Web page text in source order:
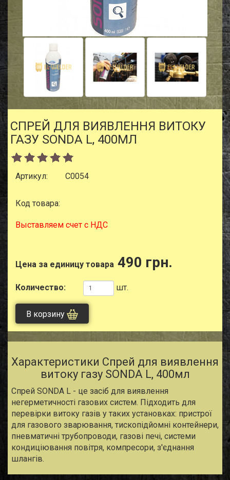
СПРЕЙ ДЛЯ ВИЯВЛЕННЯ ВИТОКУ
ГАЗУ SONDA L, 400МЛ
Артикул: C0054
Код товара:
Выставляем счет с НДС
Цена за единицу товара 490 грн.
Количество: шт.
В корзину
Характеристики Спрей для виявлення
витоку газу SONDA L, 400мл
Спрей SONDA L - це засіб для виявлення
негерметичності газових систем. Підходить для
перевірки витоку газів у таких установках: пристрої
для газового зварювання, тископідйомні контейнери,
пневматичні трубопроводи, газові печі, системи
кондиціювання повітря, компресори, з'єднання
шлангів.